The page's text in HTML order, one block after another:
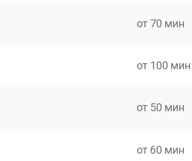
от 70 мин
от 100 мин
от 50 мин
от 60 мин